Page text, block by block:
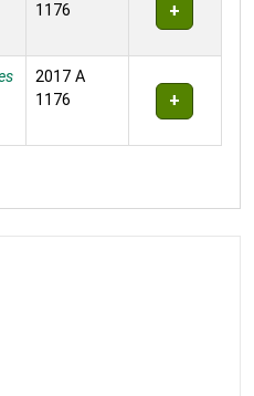
1176
2017 A
1176